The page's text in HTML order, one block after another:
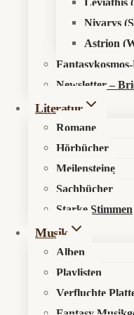
Leviathis
Nivarys
Astrion
Newsletter –
Literatur
Romane
Hörbücher
Meilensteine
Sachbücher
Starke Stimmen
Musik
Alben
Playlisten
Verfluchte